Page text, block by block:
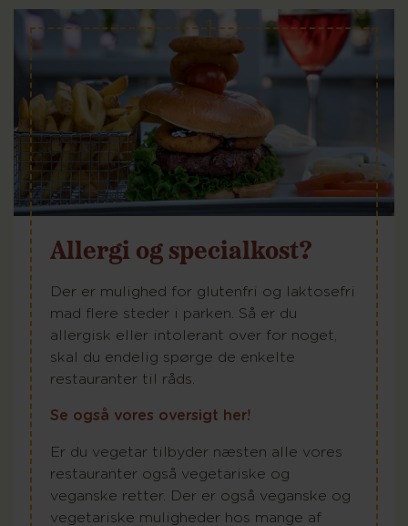
Allergi og specialkost?
Der er mulighed for glutenfri og laktosefri
mad flere steder i parken. Så er du
allergisk eller intolerant over for noget,
skal du endelig spørge de enkelte
restauranter til råds.
Se også vores oversigt her!
Er du vegetar tilbyder næsten alle vores
restauranter også vegetariske og
veganske retter. Der er også veganske og
vegetariske muligheder hos mange af